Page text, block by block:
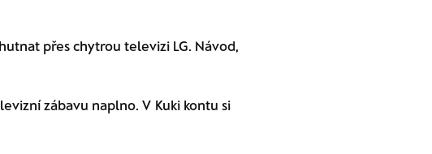
přes chytrou televizi LG. Návod,
zábavu naplno. V Kuki kontu si